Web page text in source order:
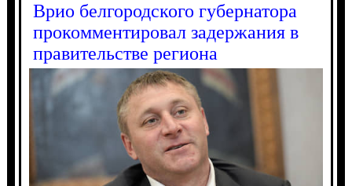
Врио белгородского губернатора
прокомментировал задержания в
правительстве региона